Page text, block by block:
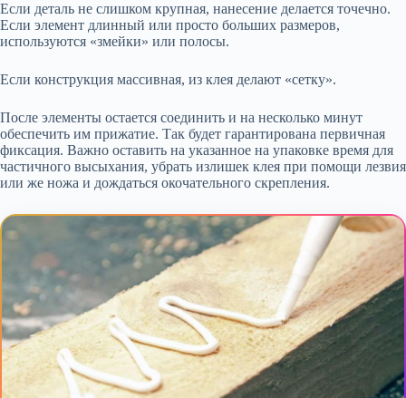
Если деталь не слишком крупная, нанесение делается точечно.
Если элемент длинный или просто больших размеров,
используются «змейки» или полосы.
Если конструкция массивная, из клея делают «сетку».
После элементы остается соединить и на несколько минут
обеспечить им прижатие. Так будет гарантирована первичная
фиксация. Важно оставить на указанное на упаковке время для
частичного высыхания, убрать излишек клея при помощи лезвия
или же ножа и дождаться окочательного скрепления.